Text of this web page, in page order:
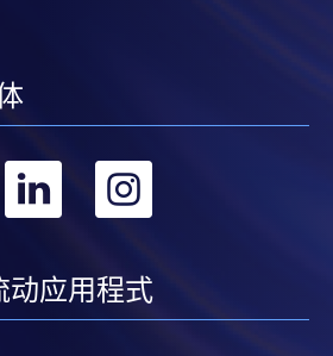
转
linkedin
转
动应用程式